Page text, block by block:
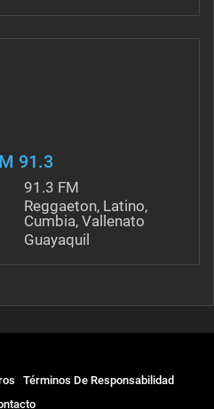
91.3
91.3 FM
Reggaeton, Latino,
Cumbia, Vallenato
Guayaquil
Términos De Responsabilidad